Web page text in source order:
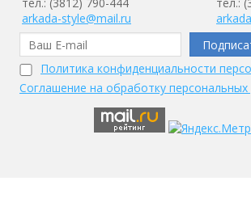
Политика конфиденциальности
Соглашение на обработку
arkada-style@mail.ru